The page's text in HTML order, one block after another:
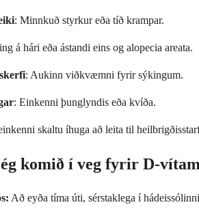
: Minnkuð styrkur eða tíð krampar.
á hári eða ástandi eins og alopecia areata.
: Aukinn viðkvæmni fyrir sýkingum.
: Einkenni þunglyndis eða kvíða.
skaltu íhuga að leita til
komið í veg fyrir D-
Að eyða tíma úti, sérstaklega í